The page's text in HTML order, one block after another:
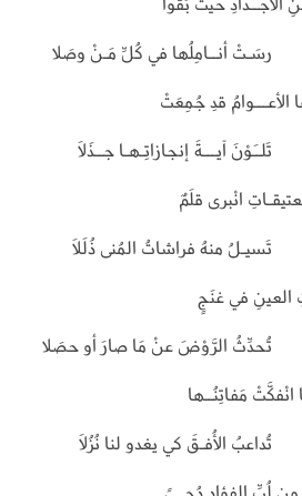
رسَـتْ أنــامِلُها في كُلِّ مَـنْ وصَلا
الأعـــوامُ قدِ جُمِعَتْ
تَلــَوْنَ آيـــةَ إنجازاتِـهـا جــذَلَا
انْبرى قلَمٌ
تَسيـلُ منهُ فراشاتُ المُنى ذُلَلاَ
العينِ في غنَجٍ
تُحدِّثُ الرَّوْضَ عنْ مَا صارَ أو حصَلا
انْفكَّتْ مَفاتِنُــها
تُداعبُ الأُفـقَ كي يغدو لنا نُزُلَا